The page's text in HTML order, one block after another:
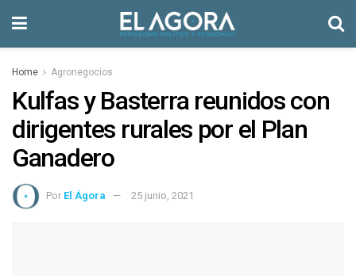
Home Agronegocios
Kulfas y Basterra reunidos con
dirigentes rurales por el Plan
Ganadero
Por El Ágora 25 junio, 2021